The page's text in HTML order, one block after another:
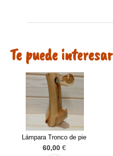
Te puede interesar
Lámpara Tronco de pie
60,00€